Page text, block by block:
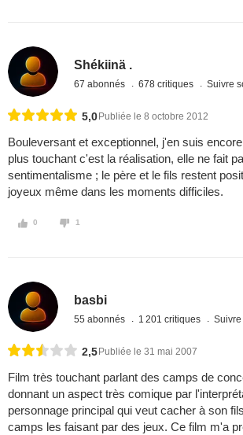
Shékiinä .
67 abonnés 678 critiques Suivre
5,0 Publiée le 8 octobre 2012
Bouleversant et exceptionnel, j'en suis
plus touchant c'est la réalisation, elle ne fait
sentimentalisme ; le père et le fils restent
joyeux même dans les moments difficiles.
0 1
basbi
55 abonnés 1 201 critiques
2,5 Publiée le 31 mai 2007
Film très touchant parlant des camps de
donnant un aspect très comique par
personnage principal qui veut cacher à son
camps les faisant par des jeux. Ce film m'a